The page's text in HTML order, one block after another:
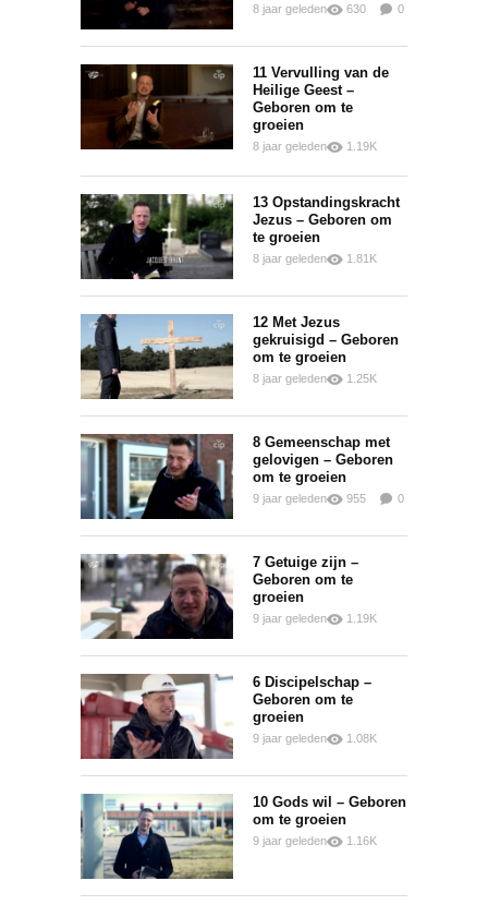
8 jaar geleden 630
0
11 Vervulling van de
Heilige Geest –
Geboren om te
groeien
8 jaar geleden
1.19K
13 Opstandingskracht
Jezus – Geboren om
te groeien
8 jaar geleden
1.81K
12 Met Jezus
gekruisigd – Geboren
om te groeien
8 jaar geleden
1.25K
8 Gemeenschap met
gelovigen – Geboren
om te groeien
9 jaar geleden 955
0
7 Getuige zijn –
Geboren om te
groeien
9 jaar geleden
1.19K
6 Discipelschap –
Geboren om te
groeien
9 jaar geleden
1.08K
10 Gods wil – Geboren
om te groeien
9 jaar geleden
1.16K